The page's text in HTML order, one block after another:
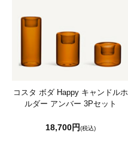
コスタ ボダ Happy キャンドルホ
ルダー アンバー 3Pセット
18,700円(税込)